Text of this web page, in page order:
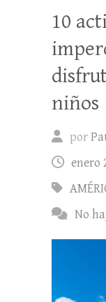
10
niños
por
enero
No